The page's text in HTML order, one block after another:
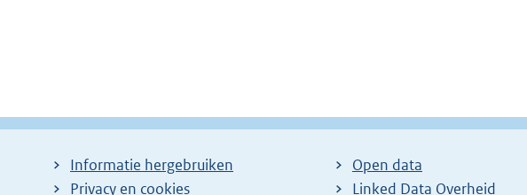
Informatie hergebruiken
Privacy en cookies
Open data
Linked Data Overheid